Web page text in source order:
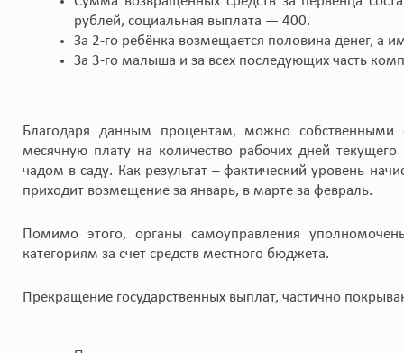
рублей, социальная выплата — 400.
За 2-го ребёнка возмещается половина денег, а
За 3-го малыша и за всех последующих часть
Благодаря данным процентам, можно собственными
месячную плату на количество рабочих дней
чадом в саду. Как результат – фактический уровень
приходит возмещение за январь, в марте за февраль.
Помимо этого, органы самоуправления
категориям за счет средств местного бюджета.
Прекращение государственных выплат, частично